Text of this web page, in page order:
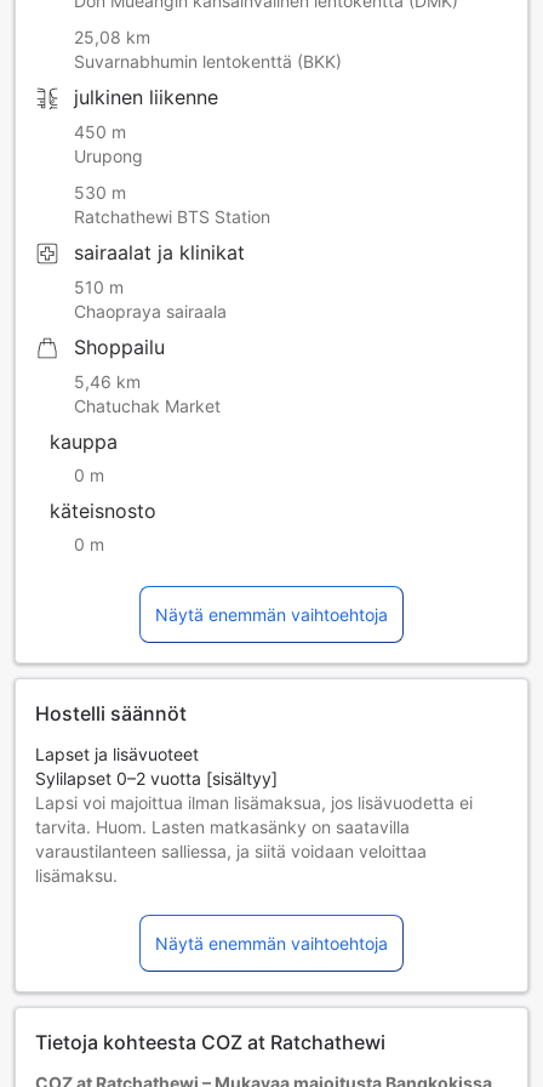
25,08 km
Suvarnabhumin lentokenttä (BKK)
julkinen liikenne
450 m
Urupong
530 m
Ratchathewi BTS Station
sairaalat ja klinikat
510 m
Chaopraya sairaala
Shoppailu
5,46 km
Chatuchak Market
kauppa
0 m
käteisnosto
0 m
Näytä enemmän vaihtoehtoja
Hostelli säännöt
Lapset ja lisävuoteet
Sylilapset 0–2 vuotta [sisältyy]
Lapsi voi majoittua ilman lisämaksua, jos lisävuodetta ei
tarvita. Huom. Lasten matkasänky on saatavilla
varaustilanteen salliessa, ja siitä voidaan veloittaa
lisämaksu.
Lapsi majoittuu ilmaiseksi, jos nukkuu jo olemassa olevilla
vuoteilla. Huomaa: jos tarvitset pinnasängyn, siitä voidaan
veloittaa erikseen.
Yli 13-vuotiaat vieraat katsotaan aikuisiksi.
tarkista kunkin huoneen kohdalta huonekoko lisätietoa
Näytä enemmän vaihtoehtoja
Tietoja kohteesta COZ at Ratchathewi
COZ at Ratchathewi – Mukavaa majoitusta Bangkokissa